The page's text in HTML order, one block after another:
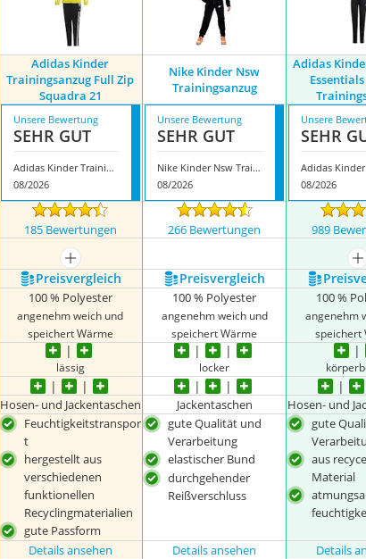
Adidas Kinder
Trainingsanzug Full Zip
Squadra 21
Nike Kinder Nsw
Trainingsanzug
Adidas
Unsere Bewertung
SEHR GUT
Adidas Kinder Trainingsanzug Full Zip Squadra 21
08/2026
Unsere Bewertung
SEHR GUT
Nike Kinder Nsw Trainingsanzug
08/2026
Unsere
SEHR
08/2026
185 Bewertungen 266 Bewertungen 989
mehr anzeigen
Preis­vergleich Preis­vergleich
100 % Polyester
angenehm weich und
speichert Wärme
100 % Polyester
angenehm weich und
speichert Wärme
100 %
angenehm
speichert
lässig locker
Hosen- und Jackentaschen Jackentaschen Hosen- und
Feuchtigkeitstranspor
t
hergestellt aus
verschiedenen
funktionellen
Recyclingmaterialien
gute Passform
gute Qualität und
Verarbeitung
elastischer Bund
durchgehender
Reißverschluss
gute
aus
Material
Details ansehen Details ansehen Details